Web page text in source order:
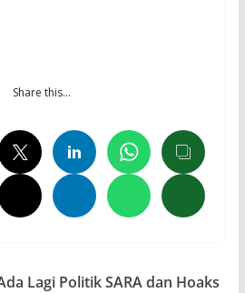
Share this…
Lagi Politik SARA dan Hoaks